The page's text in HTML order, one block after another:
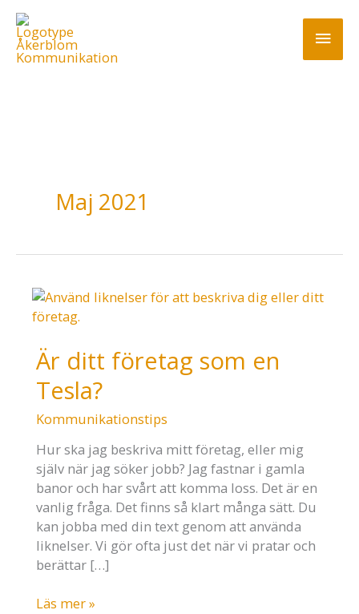
Hoppa
innehåll
Maj 2021
Är ditt företag som en
Tesla?
Kommunikationstips
Hur ska jag beskriva mitt företag, eller mig
själv när jag söker jobb? Jag fastnar i gamla
banor och har svårt att komma loss. Det är en
vanlig fråga. Det finns så klart många sätt. Du
kan jobba med din text genom att använda
liknelser. Vi gör ofta just det när vi pratar och
berättar […]
Är
Läs mer »